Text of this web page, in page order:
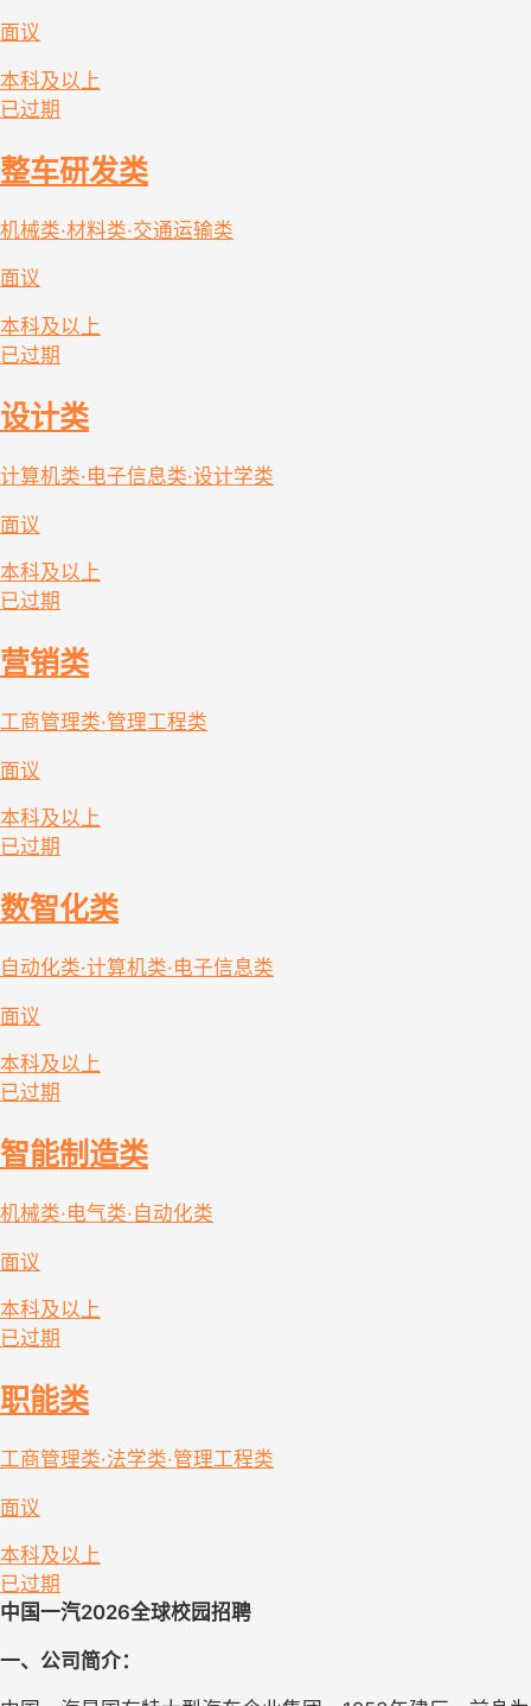
面议
本科及以上
已过期
整车研发类
机械类·材料类·交通运输类
面议
本科及以上
已过期
设计类
计算机类·电子信息类·设计学类
面议
本科及以上
已过期
营销类
工商管理类·管理工程类
面议
本科及以上
已过期
数智化类
自动化类·计算机类·电子信息类
面议
本科及以上
已过期
智能制造类
机械类·电气类·自动化类
面议
本科及以上
已过期
职能类
工商管理类·法学类·管理工程类
面议
本科及以上
已过期
中国一汽2026全球校园招聘
一、公司简介：